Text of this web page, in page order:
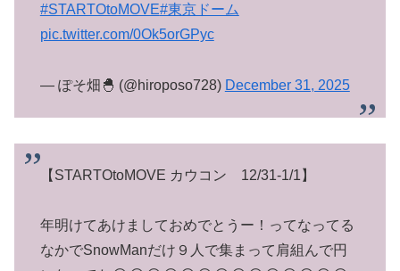
#STARTOtoMOVE#東京ドーム
pic.twitter.com/0Ok5orGPyc
— ぽそ畑🐣 (@hiroposo728) December 31, 2025
【STARTOtoMOVE カウコン 12/31-1/1】
年明けてあけましておめでとうー！ってなってる
なかでSnowManだけ９人で集まって肩組んで円